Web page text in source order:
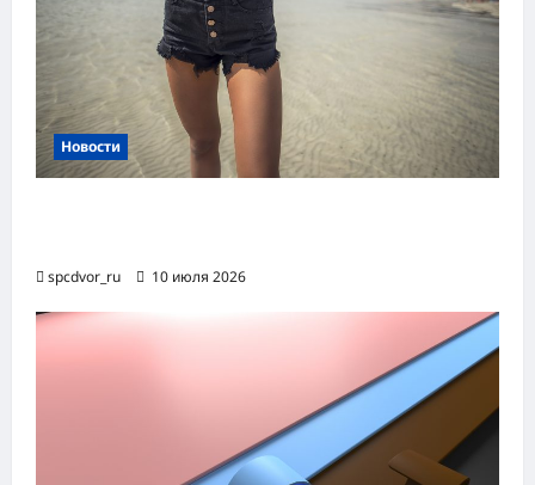
Новости
spcdvor_ru 10 июля 2026